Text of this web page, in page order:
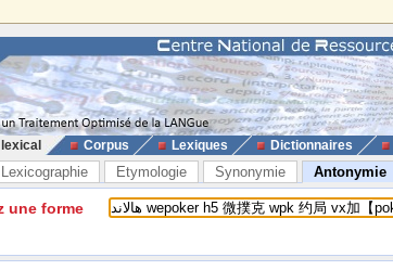
Corpus Lexiques Dictionnaires
Lexicographie Etymologie Synonymie Antonymie
une forme